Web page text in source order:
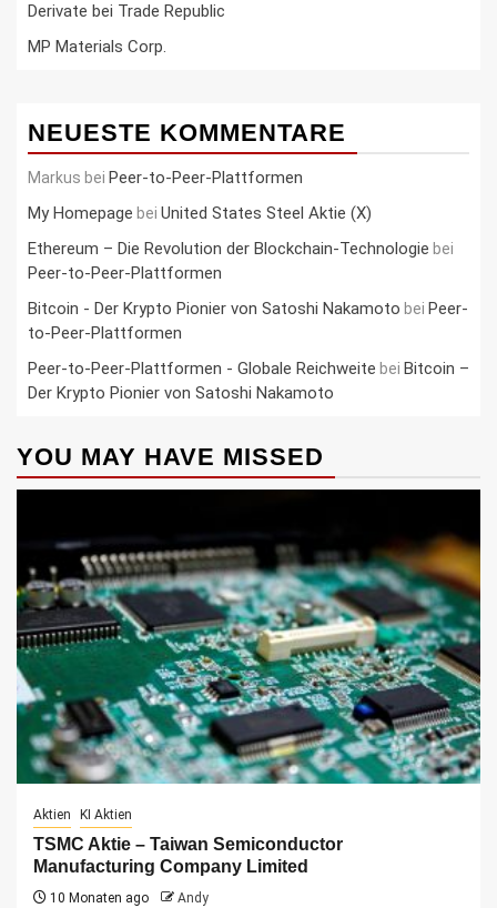
Derivate bei Trade Republic
MP Materials Corp.
NEUESTE KOMMENTARE
Markus bei Peer-to-Peer-Plattformen
My Homepage bei United States Steel Aktie (X)
Ethereum – Die Revolution der Blockchain-Technologie bei
Peer-to-Peer-Plattformen
Bitcoin - Der Krypto Pionier von Satoshi Nakamoto bei Peer-
to-Peer-Plattformen
Peer-to-Peer-Plattformen - Globale Reichweite bei Bitcoin –
Der Krypto Pionier von Satoshi Nakamoto
YOU MAY HAVE MISSED
Aktien KI Aktien
TSMC Aktie – Taiwan Semiconductor
Manufacturing Company Limited
10 Monaten ago Andy